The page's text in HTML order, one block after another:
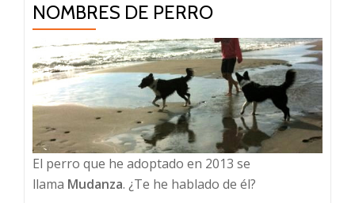
NOMBRES DE PERRO
El perro que he adoptado en 2013 se
llama Mudanza. ¿Te he hablado de él?